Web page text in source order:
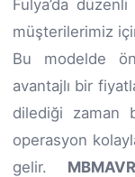
Fulya’da
müşterilerimiz
Bu modelde
avantajlı bir
dilediği zaman
operasyon
gelir.